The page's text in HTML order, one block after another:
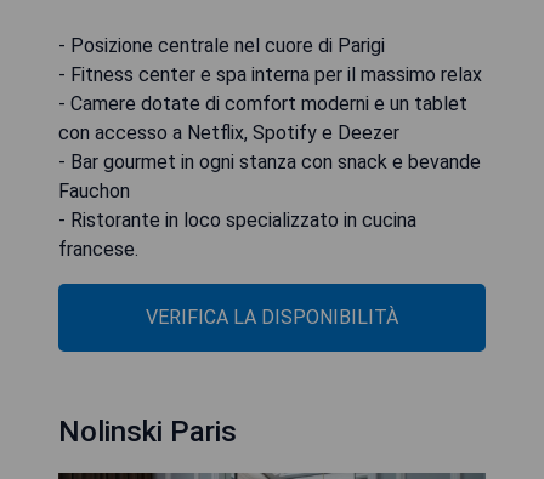
- Posizione centrale nel cuore di Parigi
- Fitness center e spa interna per il massimo relax
- Camere dotate di comfort moderni e un tablet
con accesso a Netflix, Spotify e Deezer
- Bar gourmet in ogni stanza con snack e bevande
Fauchon
- Ristorante in loco specializzato in cucina
francese.
VERIFICA LA DISPONIBILITÀ
Nolinski Paris